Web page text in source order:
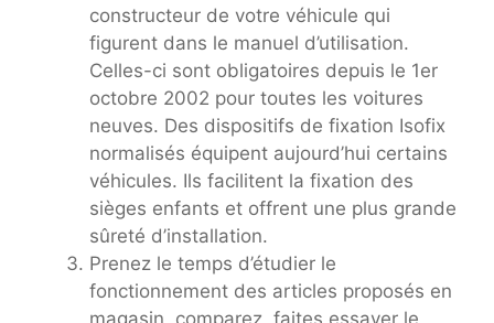
constructeur de votre véhicule qui
figurent dans le manuel d’utilisation.
Celles-ci sont obligatoires depuis le 1er
octobre 2002 pour toutes les voitures
neuves. Des dispositifs de fixation Isofix
normalisés équipent aujourd’hui certains
véhicules. Ils facilitent la fixation des
sièges enfants et offrent une plus grande
sûreté d’installation.
Prenez le temps d’étudier le
fonctionnement des articles proposés en
magasin, comparez, faites essayer le